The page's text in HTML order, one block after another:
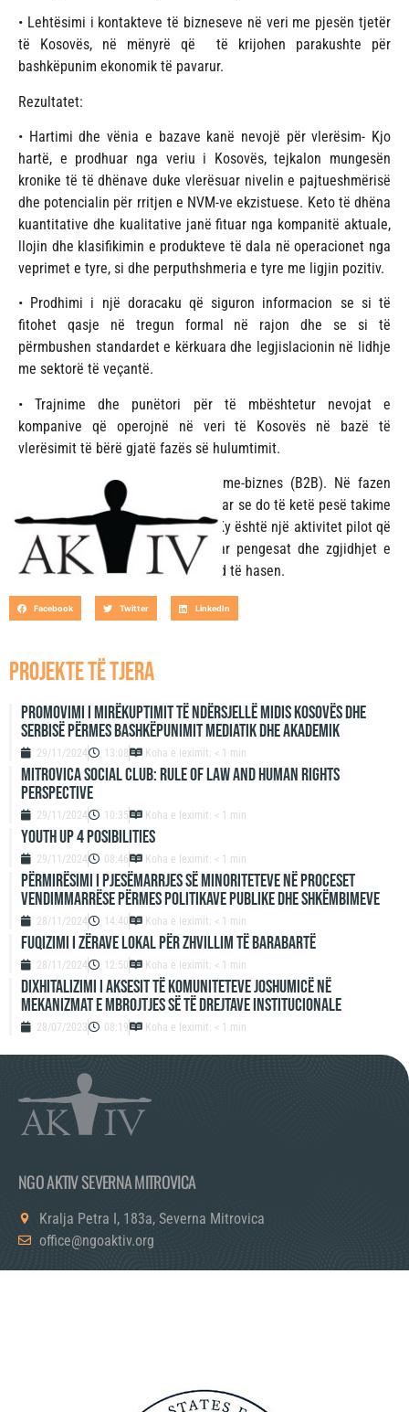
• Lehtësimi i kontakteve të bizneseve në veri me pjesën tjetër
të Kosovës, në mënyrë që të krijohen parakushte për
bashkëpunim ekonomik të pavarur.
Rezultatet:
• Hartimi dhe vënia e bazave kanë nevojë për vlerësim- Kjo
hartë, e prodhuar nga veriu i Kosovës, tejkalon mungesën
kronike të të dhënave duke vlerësuar nivelin e pajtueshmërisë
dhe potencialin për rritjen e NVM-ve ekzistuese. Keto të dhëna
kuantitative dhe kualitative janë fituar nga kompanitë aktuale,
llojin dhe klasifikimin e produkteve të dala në operacionet nga
veprimet e tyre, si dhe perputhshmeria e tyre me ligjin pozitiv.
• Prodhimi i një doracaku që siguron informacion se si të
fitohet qasje në tregun formal në rajon dhe se si të
përmbushen standardet e kërkuara dhe legjislacionin në lidhje
me sektorë të veçantë.
• Trajnime dhe punëtori për të mbështetur nevojat e
kompanive që operojnë në veri të Kosovës në bazë të
vlerësimit të bërë gjatë fazës së hulumtimit.
• Lehtësimet e takimeve biznes-me-biznes (B2B). Në fazen
fillestare të projektit është vlerësuar se do të ketë pesë takime
B2B, me nga dy grupe në secilin. Ky është një aktivitet pilot që
do të ndihmojë për të identifikuar pengesat dhe zgjidhjet e
mundshme të problemeve që mund të hasen.
Facebook Twitter LinkedIn
projekte të tjera
Promovimi i mirëkuptimit të ndërsjellë midis Kosovës dhe
Serbisë përmes bashkëpunimit mediatik dhe akademik
29/11/2024 13:08 Koha e leximit: < 1 min
Mitrovica Social Club: Rule of Law and Human Rights
Perspective
29/11/2024 10:35 Koha e leximit: < 1 min
Youth up 4 Posibilities
29/11/2024 08:46 Koha e leximit: < 1 min
Përmirësimi i Pjesëmarrjes së Minoriteteve në Proceset
Vendimmarrëse përmes Politikave Publike dhe Shkëmbimeve
28/11/2024 14:40 Koha e leximit: < 1 min
Fuqizimi i zërave lokal për zhvillim të barabartë
28/11/2024 12:50 Koha e leximit: < 1 min
Dixhitalizimi i aksesit të komuniteteve joshumicë në
mekanizmat e mbrojtjes së të drejtave institucionale
28/07/2023 08:19 Koha e leximit: < 1 min
NGO AKTIV SEVERNA MITROVICA
Kralja Petra I, 183a, Severna Mitrovica
office@ngoaktiv.org